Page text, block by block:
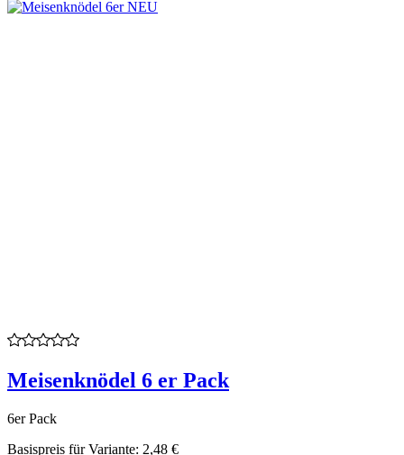
Meisenknödel 6 er Pack
6er Pack
Basispreis für Variante: 2,48 €